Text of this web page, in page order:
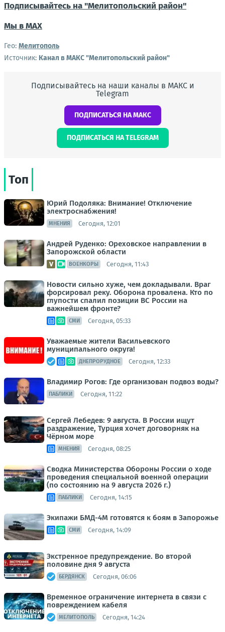
Подписывайтесь на "Мелитопольский район"
Мы в МАХ
Гео: Мелитополь
Источник: Канал в МАКС "Мелитопольский район"
Подписывайтесь на наши каналы в МАКС и
Telegram
ПОДПИСАТЬСЯ НА МАКС
ПОДПИСАТЬСЯ НА TELEGRAM
Топ
Юрий Подоляка: Внимание! Отключение
электроснабжения!
МНЕНИЯ Сегодня, 12:01
Андрей Руденко: Ореховское направлении в
Запорожской области
ВОЕНКОРЫ Сегодня, 11:43
Новости сильно хуже, чем докладывали. Враг
форсировал реку. Оборона провалена. Кто по
глупости спалил позиции ВС России на
важнейшем фронте?
СМИ Сегодня, 05:33
Уважаемые жители Васильевского
муниципального округа!
ДНЕПРОРУДНОЕ Сегодня, 12:33
Владимир Рогов: Где организован подвоз воды?
ПАБЛИКИ Сегодня, 11:22
Сергей Лебедев: 9 августа. В России ищут
раздражение, Турция хочет договорняк на
Чёрном море
МНЕНИЯ Сегодня, 08:25
Сводка Министерства Обороны России о ходе
проведения специальной военной операции
(по состоянию на 9 августа 2026 г.)
ПАБЛИКИ Сегодня, 14:15
Экипажи БМД-4М готовятся к боям в Запорожье
СМИ Сегодня, 14:09
Экстренное предупреждение. Во второй
половине дня 9 августа
БЕРДЯНСК Сегодня, 06:06
Временное ограничение интернета в связи с
повреждением кабеля
МЕЛИТОПОЛЬ Сегодня, 14:24